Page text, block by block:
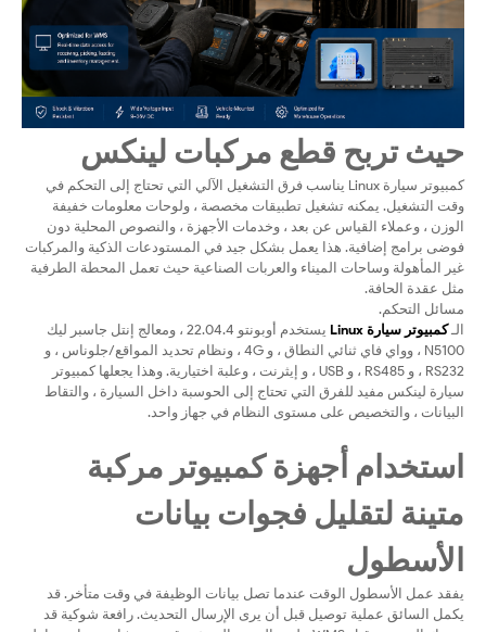
حيث تربح قطع مركبات لينكس
كمبيوتر سيارة Linux يناسب فرق التشغيل الآلي التي تحتاج إلى التحكم في
وقت التشغيل. يمكنه تشغيل تطبيقات مخصصة ، ولوحات معلومات خفيفة
الوزن ، وعملاء القياس عن بعد ، وخدمات الأجهزة ، والنصوص المحلية دون
فوضى برامج إضافية. هذا يعمل بشكل جيد في المستودعات الذكية والمركبات
غير المأهولة وساحات الميناء والعربات الصناعية حيث تعمل المحطة الطرفية
مثل عقدة الحافة.
مسائل التحكم.
الـكمبيوتر سيارة Linux
يستخدم أوبونتو 22.04.4 ، ومعالج إنتل جاسبر ليك
N5100 ، وواي فاي ثنائي النطاق ، و 4G ، ونظام تحديد المواقع/جلوناس ، و
RS232 ، و RS485 ، و USB ، و إيثرنت ، وعلبة اختيارية. وهذا يجعلها كمبيوتر
سيارة لينكس مفيد للفرق التي تحتاج إلى الحوسبة داخل السيارة ، والتقاط
البيانات ، والتخصيص على مستوى النظام في جهاز واحد.
استخدام أجهزة كمبيوتر مركبة
متينة لتقليل فجوات بيانات
الأسطول
يفقد عمل الأسطول الوقت عندما تصل بيانات الوظيفة في وقت متأخر. قد
يكمل السائق عملية توصيل قبل أن يرى الإرسال التحديث. رافعة شوكية قد